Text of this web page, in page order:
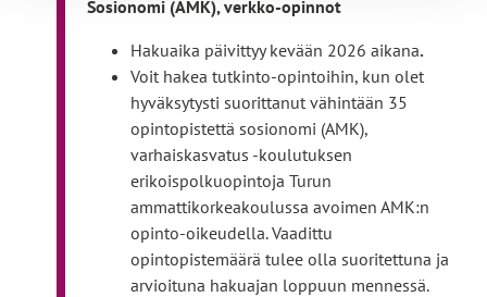
Sosionomi (AMK), verkko-opinnot
Hakuaika päivittyy kevään 2026 aikana.
Voit hakea tutkinto-opintoihin, kun olet
hyväksytysti suorittanut vähintään 35
opintopistettä sosionomi (AMK),
varhaiskasvatus -koulutuksen
erikoispolkuopintoja Turun
ammattikorkeakoulussa avoimen AMK:n
opinto-oikeudella. Vaadittu
opintopistemäärä tulee olla suoritettuna ja
arvioituna hakuajan loppuun mennessä.